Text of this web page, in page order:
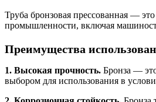
Труба бронзовая прессованная —
промышленности, включая
Преимущества
1. Высокая прочность. Бронза —
выбором для использования в